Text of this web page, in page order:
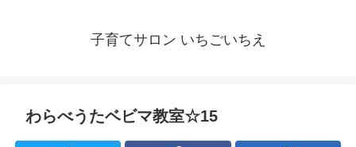
子育てサロン いちごいちえ
わらべうたベビマ教室☆15